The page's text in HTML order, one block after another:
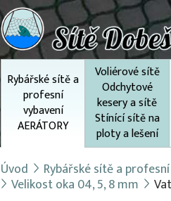
Rybářské sítě a
profesní
vybavení
AERÁTORY
Voliérové sítě
Odchytové
kesery a sítě
Stínící sítě na
ploty a lešení
Úvod Rybářské sítě a profesní
Velikost oka 04, 5, 8 mm